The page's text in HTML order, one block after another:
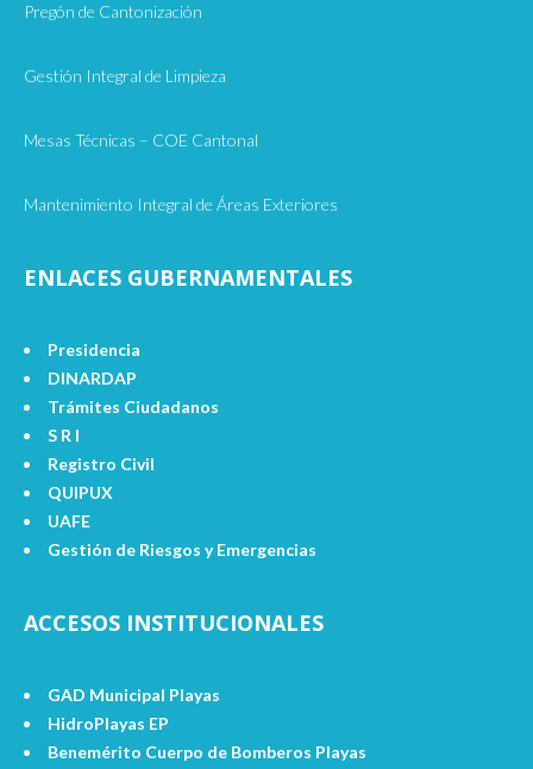
Pregón de Cantonización
Gestión Integral de Limpieza
Mesas Técnicas – COE Cantonal
Mantenimiento Integral de Áreas Exteriores
ENLACES GUBERNAMENTALES
Presidencia
DINARDAP
Trámites Ciudadanos
S R I
Registro Civil
QUIPUX
UAFE
Gestión de Riesgos y Emergencias
ACCESOS INSTITUCIONALES
GAD Municipal Playas
HidroPlayas EP
Benemérito Cuerpo de Bomberos Playas